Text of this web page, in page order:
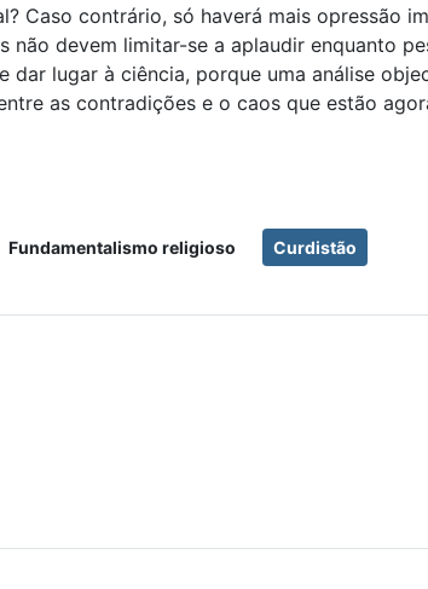
Caso contrário, só haverá mais opressão
devem limitar-se a aplaudir enquanto
dar lugar à ciência, porque uma análise
as contradições e o caos que estão
Fundamentalismo religioso Curdistão